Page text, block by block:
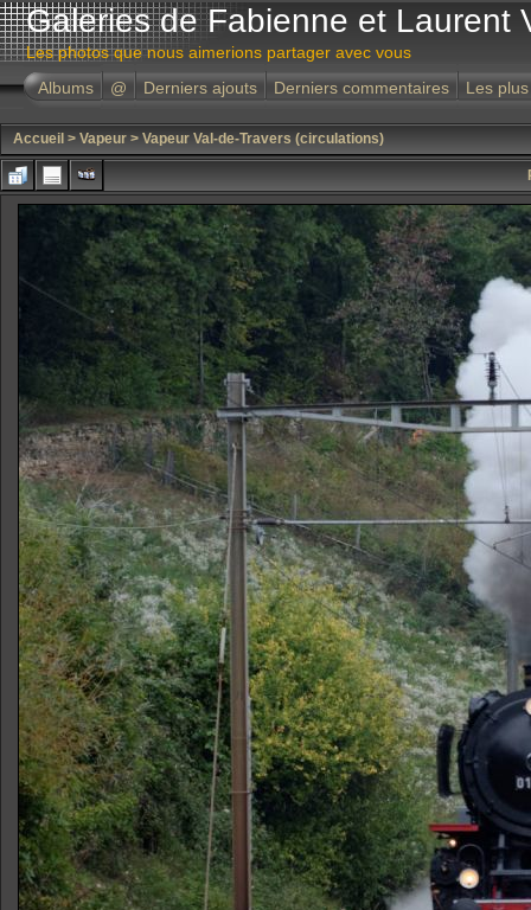
Galeries de Fabienne et Laurent
Les photos que nous aimerions partager avec vous
Albums
@ Derniers ajouts Derniers commentaires Les
Accueil > Vapeur > Vapeur Val-de-Travers (circulations)